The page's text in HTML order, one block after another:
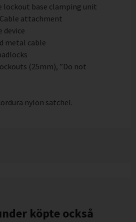
lockout base clamping unit
attachment
device
metal cable
(25mm), ”Do not
nylon satchel.
köpte också